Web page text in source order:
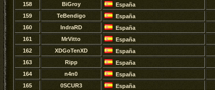
158
BiGroy España
159
TeBendigo España
160
IndraRD España
161
MrVitto España
162
XDGoTenXD España
163
Ripp España
164
n4n0 España
165
0SCUR3 España